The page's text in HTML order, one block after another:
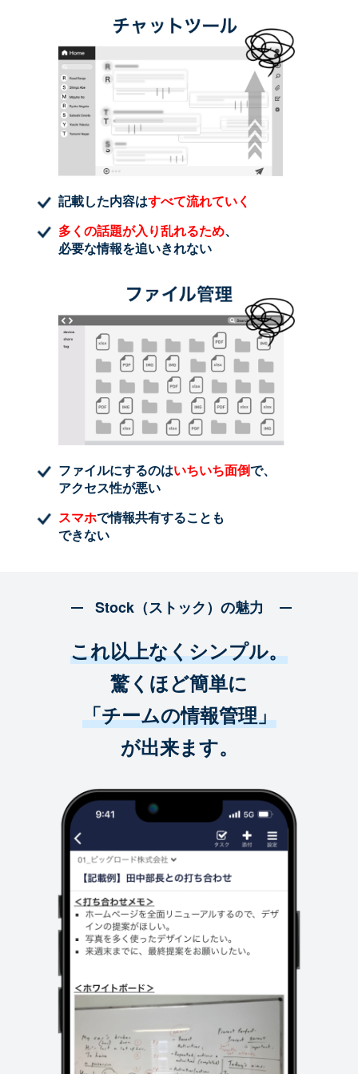
記載した内容はすべて流れていく
多くの話題が入り乱れるため、
必要な情報を追いきれない
ファイルにするのはいちいち面倒で、
アクセス性が悪い
スマホで情報共有することも
できない
Stock（ストック）の魅力
これ以上なくシンプル。
驚くほど簡単に
「チームの情報管理」
が出来ます。